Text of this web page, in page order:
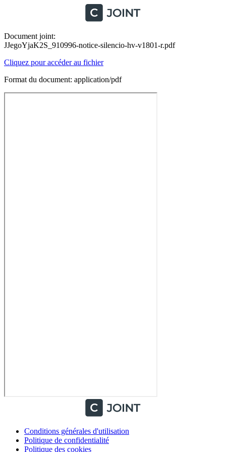
Document joint:
JJegoYjaK2S_910996-notice-silencio-hv-v1801-r.pdf
Cliquez pour accéder au fichier
Format du document: application/pdf
Conditions générales d'utilisation
Politique de confidentialité
Politique des cookies